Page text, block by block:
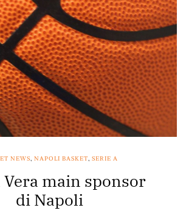
NEWS, NAPOLI BASKET, SERIE A
Vera main sponsor
di Napoli